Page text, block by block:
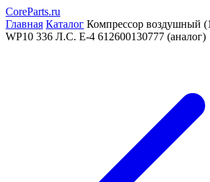
CoreParts.ru
Главная Каталог Компрессор воздушный
WP10 336 Л.С. Е-4 612600130777 (аналог)